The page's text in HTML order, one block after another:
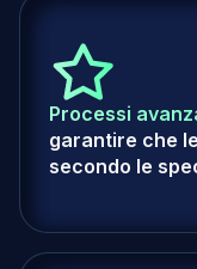
Processi
garantire che
secondo le